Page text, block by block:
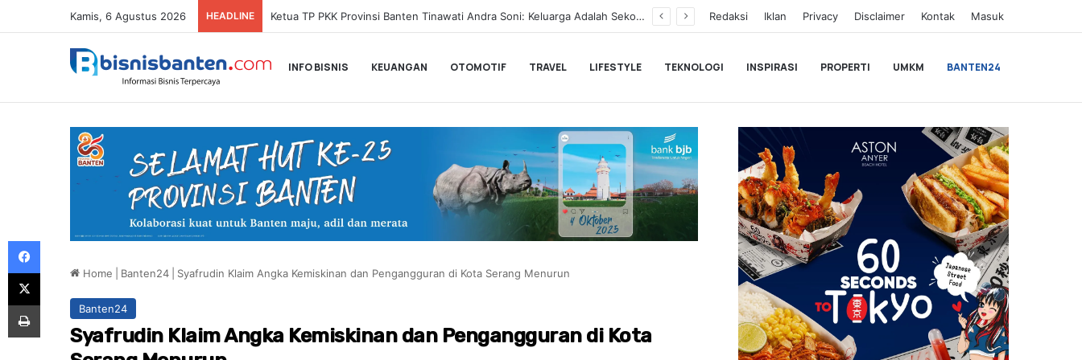
Kamis, 6 Agustus 2026 HEADLINE BLACKPINK Gelar Meet & Greet Spesial Rayakan Anniversary ke-10, Ini Syarat dan Jadwalnya Redaksi Iklan Privacy Disclaimer Kontak Masuk
INFO BISNIS KEUANGAN OTOMOTIF TRAVEL LIFESTYLE TEKNOLOGI INSPIRASI PROPERTI UMKM BANTEN24
Home Banten24 Syafrudin Klaim Angka Kemiskinan dan Pengangguran di Kota Serang Menurun
Banten24
Syafrudin Klaim Angka Kemiskinan dan Pengangguran di Kota
Facebook